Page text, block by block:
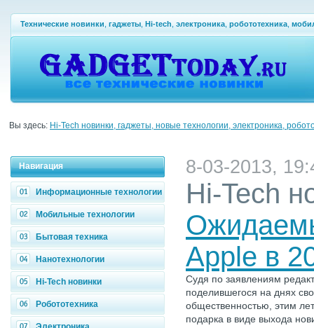
Технические новинки гаджеты Hi-tech электроника робототехника
Вы здесь: Hi-Tech новинки, гаджеты, новые технологии, электроника,
Навигация
Информационные технологии
Мобильные технологии
Бытовая техника
Нанотехнологии
Hi-Tech новинки
Робототехника
8-03-2013,
Hi-Tech
Apple в
Судя по заявлениям
поделившегося на днях
общественностью, этим
подарка в виде выхода